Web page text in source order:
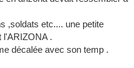
,soldats etc.... une petite
l'ARIZONA .
décalée avec son temp .